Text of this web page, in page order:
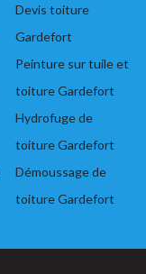
Devis toiture
Gardefort
Peinture sur tuile et
toiture Gardefort
Hydrofuge de
toiture Gardefort
Démoussage de
toiture Gardefort